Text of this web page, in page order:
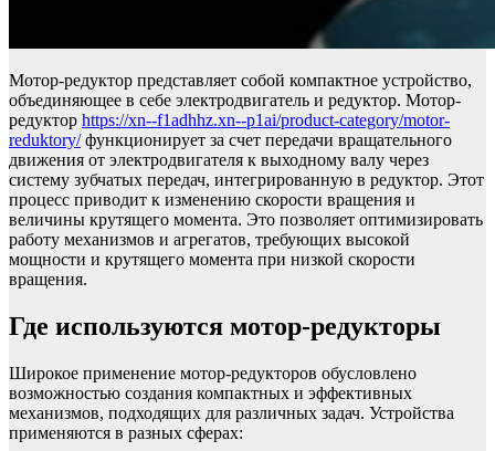
Мотор-редуктор представляет собой компактное устройство,
объединяющее в себе электродвигатель и редуктор. Мотор-
редуктор https://xn--f1adhhz.xn--p1ai/product-category/motor-
reduktory/функционирует за счет передачи вращательного
движения от электродвигателя к выходному валу через
систему зубчатых передач, интегрированную в редуктор. Этот
процесс приводит к изменению скорости вращения и
величины крутящего момента. Это позволяет оптимизировать
работу механизмов и агрегатов, требующих высокой
мощности и крутящего момента при низкой скорости
вращения.
Где используются мотор-редукторы
Широкое применение мотор-редукторов обусловлено
возможностью создания компактных и эффективных
механизмов, подходящих для различных задач. Устройства
применяются в разных сферах: